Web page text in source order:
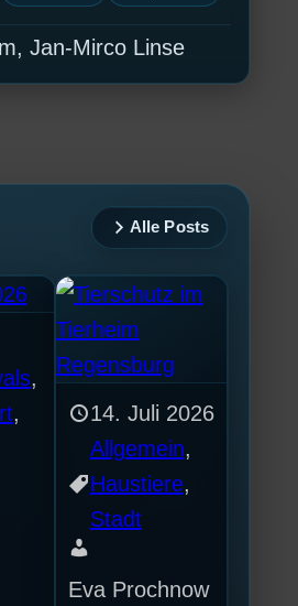
Jan-Mirco Linse
Alle Posts
14. Juli 2026
Allgemein
Haustiere
Stadt
Eva Prochnow